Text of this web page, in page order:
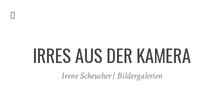
IRRES AUS DER KAMERA
Irene Scheucher | Bildergalerien